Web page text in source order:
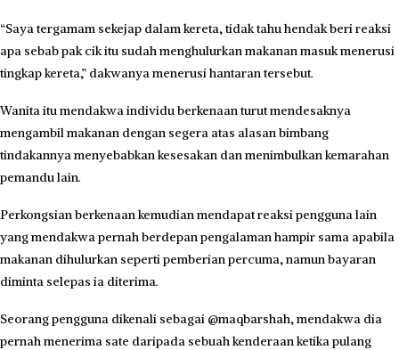
“Saya tergamam sekejap dalam kereta, tidak tahu hendak beri reaksi
apa sebab pak cik itu sudah menghulurkan makanan masuk menerusi
tingkap kereta,” dakwanya menerusi hantaran tersebut.
Wanita itu mendakwa individu berkenaan turut mendesaknya
mengambil makanan dengan segera atas alasan bimbang
tindakannya menyebabkan kesesakan dan menimbulkan kemarahan
pemandu lain.
Perkongsian berkenaan kemudian mendapat reaksi pengguna lain
yang mendakwa pernah berdepan pengalaman hampir sama apabila
makanan dihulurkan seperti pemberian percuma, namun bayaran
diminta selepas ia diterima.
Seorang pengguna dikenali sebagai @maqbarshah, mendakwa dia
pernah menerima sate daripada sebuah kenderaan ketika pulang